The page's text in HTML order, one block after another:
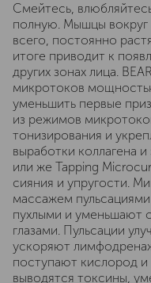
Смейтесь,
полную. Мышцы вокруг
всего, постоянно
итоге приводит к
других зонах лица.
микротоков
уменьшить первые
из режимов
тонизирования и
выработки коллагена
или же Tapping
сияния и упругости.
массажем
пухлыми и уменьшают
глазами. Пульсации
ускоряют
поступают кислород и
выводятся токсины,